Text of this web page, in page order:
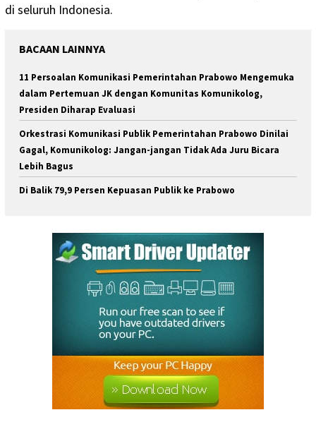
di seluruh Indonesia.
BACAAN LAINNYA
11 Persoalan Komunikasi Pemerintahan Prabowo Mengemuka
dalam Pertemuan JK dengan Komunitas Komunikolog,
Presiden Diharap Evaluasi
Orkestrasi Komunikasi Publik Pemerintahan Prabowo Dinilai
Gagal, Komunikolog: Jangan-jangan Tidak Ada Juru Bicara
Lebih Bagus
Di Balik 79,9 Persen Kepuasan Publik ke Prabowo